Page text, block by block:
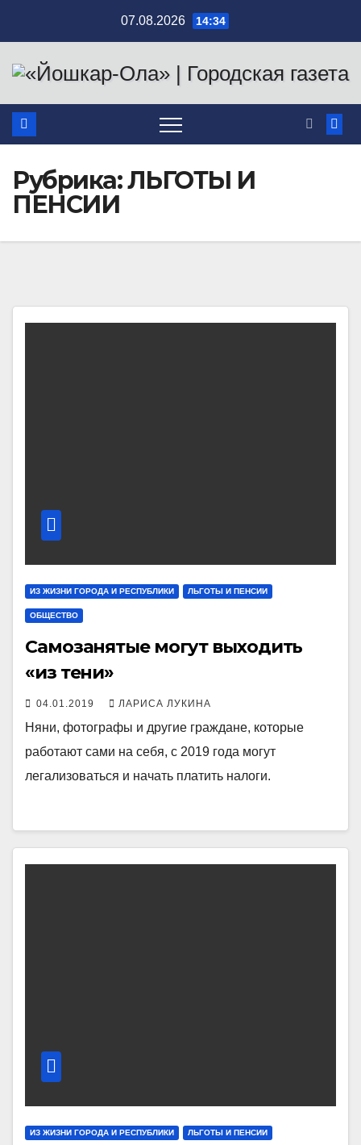
содержимому
07.08.2026 14:34
Рубрика:ЛЬГОТЫ И
ПЕНСИИ
ИЗ ЖИЗНИ ГОРОДА И РЕСПУБЛИКИ ЛЬГОТЫ И ПЕНСИИ
ОБЩЕСТВО
Самозанятые могут выходить
«из тени»
04.01.2019 ЛАРИСА ЛУКИНА
Няни, фотографы и другие граждане, которые
работают сами на себя, с 2019 года могут
легализоваться и начать платить налоги.
ИЗ ЖИЗНИ ГОРОДА И РЕСПУБЛИКИ ЛЬГОТЫ И ПЕНСИИ